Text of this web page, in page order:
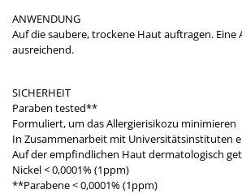
ANWENDUNG
Auf die saubere, trockene Haut auftragen. Eine
ausreichend.
SICHERHEIT
Paraben tested**
Formuliert, um das Allergierisikozu minimieren
In Zusammenarbeit mit Universitätsinstituten
Auf der empfindlichen Haut dermatologisch
Nickel < 0,0001% (1ppm)
**Parabene < 0,0001% (1ppm)